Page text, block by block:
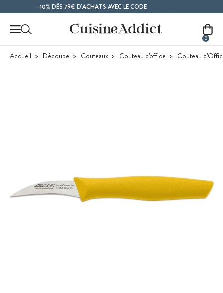
Contenu principal-10% DÈS 79€ D'ACHATS AVEC LE CODE
0
Accueil Découpe Couteaux Couteau d'office Couteau